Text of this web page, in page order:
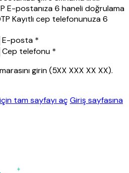
E-postanıza 6 haneli doğrulama
Kayıtlı cep telefonunuza 6
E-posta *
Cep telefonu *
girin (5XX XXX XX XX).
tam sayfayı açGiriş sayfasına